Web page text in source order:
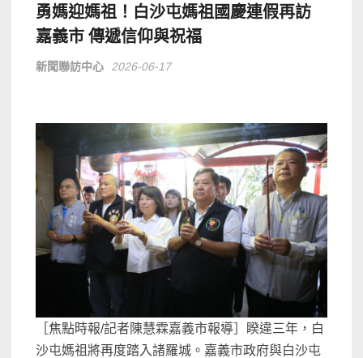
勇媽迎媽祖！白沙屯媽祖國慶連假再訪
嘉義市 傳遞信仰與祝福
新聞聯訪中心 2026-06-17
［焦點時報/記者陳慧霖嘉義市報導］睽違三年，白
沙屯媽祖將再度踏入諸羅城。嘉義市政府與白沙屯